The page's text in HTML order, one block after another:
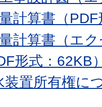
計算書（
計算書（エ
形式：62KB
装置所有権に